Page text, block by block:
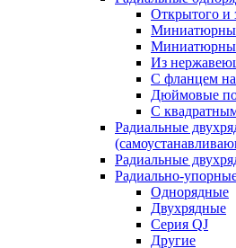
Открытого и
Из
С фланцем
Дюймовые
С
Радиальные
Радиальные
Радиально-
Однорядные
Двухрядные
Серия QJ
Другие